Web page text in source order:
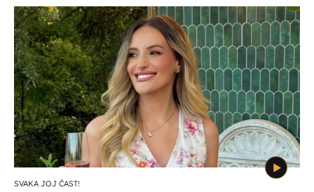
SVAKA JOJ ČAST!